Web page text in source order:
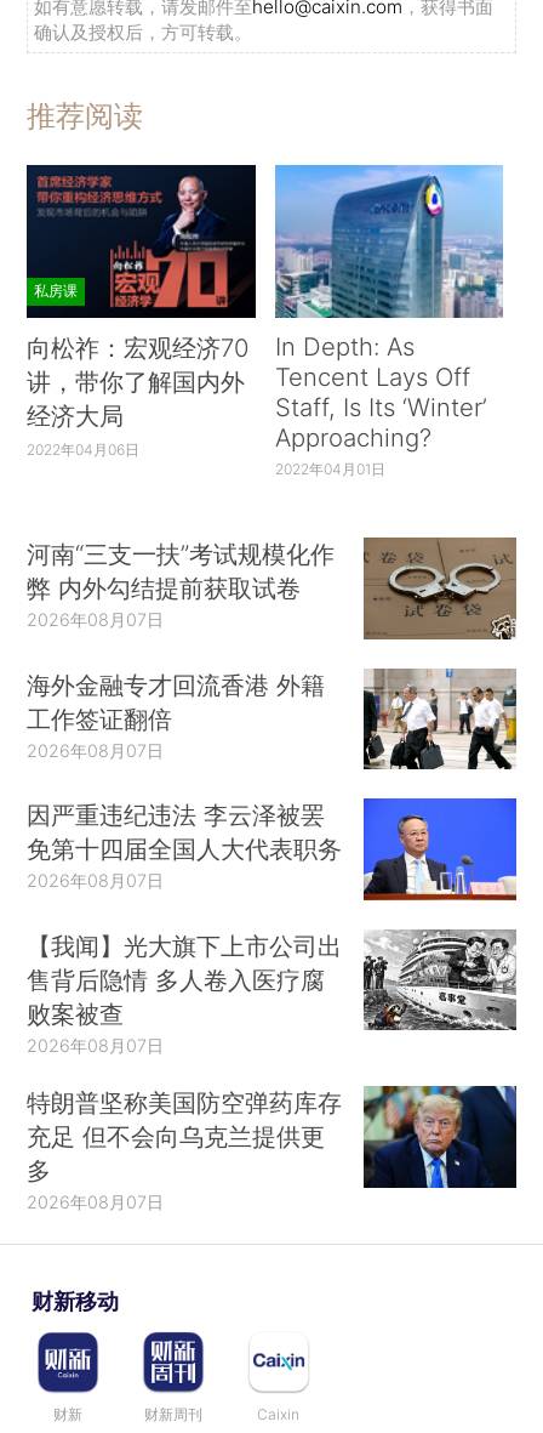
如有意愿转载，请发邮件至hello@caixin.com ，获得书面
确认及授权后，方可转载。
推荐阅读
私房课
向松祚：宏观经济70
讲，带你了解国内外
经济大局
2022年04月06日
In Depth: As
Tencent Lays Off
Staff, Is Its ‘Winter’
Approaching?
2022年04月01日
河南“三支一扶”考试规模化作
弊 内外勾结提前获取试卷
2026年08月07日
海外金融专才回流香港 外籍
工作签证翻倍
2026年08月07日
因严重违纪违法 李云泽被罢
免第十四届全国人大代表职务
2026年08月07日
【我闻】光大旗下上市公司出
售背后隐情 多人卷入医疗腐
败案被查
2026年08月07日
特朗普坚称美国防空弹药库存
充足 但不会向乌克兰提供更
多
2026年08月07日
财新移动
财新 财新周刊 Caixin